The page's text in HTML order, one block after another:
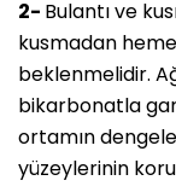
2- Bulantı ve
kusmadan
beklenmelidir.
bikarbonatla
ortamın
yüzeylerinin